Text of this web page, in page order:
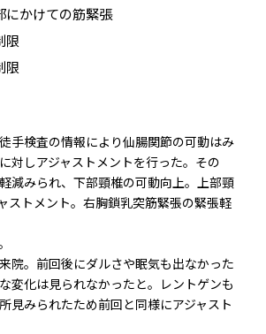
にかけての筋緊張
限
限
手検査の情報により仙腸関節の可動はみ
対しアジャストメントを行った。その
減みられ、下部頸椎の可動向上。上部頸
ストメント。右胸鎖乳突筋緊張の緊張軽
院。前回後にダルさや眠気も出なかった
変化は見られなかったと。レントゲンも
見みられたため前回と同様にアジャスト